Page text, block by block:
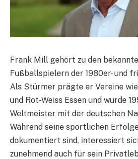
Frank Mill gehört zu den
Fußballspielern der 1980er- und
Als Stürmer prägte er Vereine
und Rot-Weiss Essen und wurde
Weltmeister mit der deutschen
Während seine sportlichen
dokumentiert sind, interessiert
zunehmend auch für sein